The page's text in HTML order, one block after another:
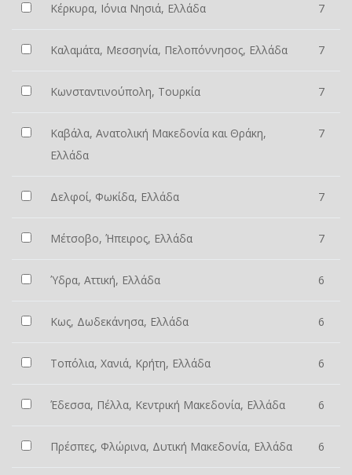
Κέρκυρα, Ιόνια Νησιά, Ελλάδα 7
Καλαμάτα, Μεσσηνία, Πελοπόννησος, Ελλάδα 7
Κωνσταντινούπολη, Τουρκία 7
Καβάλα, Ανατολική Μακεδονία και Θράκη,
Ελλάδα
7
Δελφοί, Φωκίδα, Ελλάδα 7
Μέτσοβο, Ήπειρος, Ελλάδα 7
Ύδρα, Αττική, Ελλάδα 6
Κως, Δωδεκάνησα, Ελλάδα 6
Τοπόλια, Χανιά, Κρήτη, Ελλάδα 6
Έδεσσα, Πέλλα, Κεντρική Μακεδονία, Ελλάδα 6
Πρέσπες, Φλώρινα, Δυτική Μακεδονία, Ελλάδα 6